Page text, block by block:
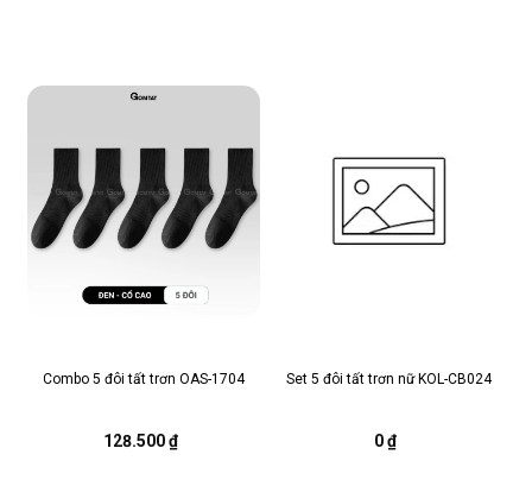
Combo 5 đôi tất trơn OAS-1704
128.500 ₫
Set 5 đôi tất trơn nữ KOL-CB024
0 ₫